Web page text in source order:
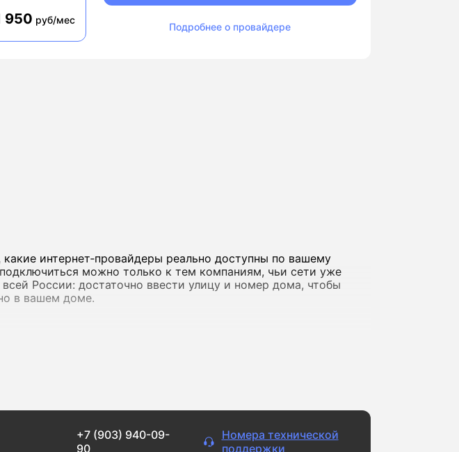
950 руб/мес
Подробнее о провайдере
интернет‑провайдеры реально доступны по вашему
можно только к тем компаниям, чьи сети уже
России: достаточно ввести улицу и номер дома, чтобы
в вашем доме.
переписки, просмотра фильмов в обычном качестве и
так и локальные сети.
соединения. Если интернет регулярно «падает» или сильно
+7 (903) 940-09-
90
Номера технической
поддержки